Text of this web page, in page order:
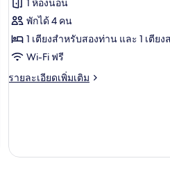
ทั้งหมด
ของ
ห้อง
แฟ
1 ห้องนอน
พักได้ 4 คน
1 เตียงสำหรับสองท่าน และ 1 เตี
Wi-Fi ฟรี
รายละเอียดเพิ่มเติม
ราย
ห้อง
อป